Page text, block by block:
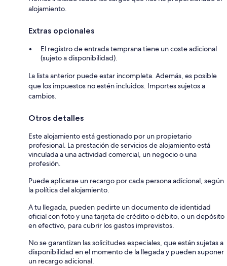
alojamiento.
Extras opcionales
El registro de entrada temprana tiene un coste adicional
(sujeto a disponibilidad).
La lista anterior puede estar incompleta. Además, es posible
que los impuestos no estén incluidos. Importes sujetos a
cambios.
Otros detalles
Este alojamiento está gestionado por un propietario
profesional. La prestación de servicios de alojamiento está
vinculada a una actividad comercial, un negocio o una
profesión.
Puede aplicarse un recargo por cada persona adicional, según
la política del alojamiento.
A tu llegada, pueden pedirte un documento de identidad
oficial con foto y una tarjeta de crédito o débito, o un depósito
en efectivo, para cubrir los gastos imprevistos.
No se garantizan las solicitudes especiales, que están sujetas a
disponibilidad en el momento de la llegada y pueden suponer
un recargo adicional.